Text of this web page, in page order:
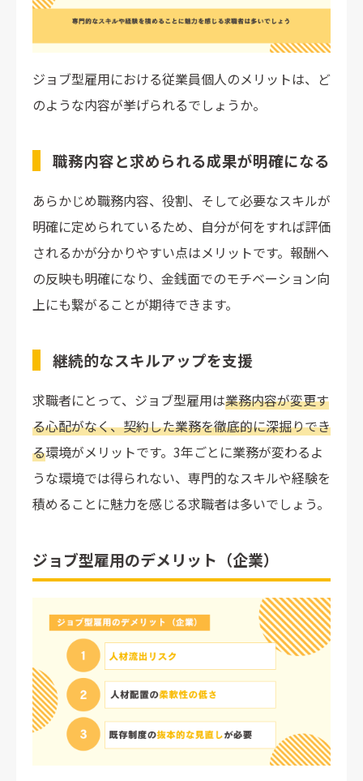
ジョブ型雇用における従業員個人のメリットは、ど
のような内容が挙げられるでしょうか。
職務内容と求められる成果が明確になる
あらかじめ職務内容、役割、そして必要なスキルが
明確に定められているため、自分が何をすれば評価
されるかが分かりやすい点はメリットです。報酬へ
の反映も明確になり、金銭面でのモチベーション向
上にも繋がることが期待できます。
継続的なスキルアップを支援
求職者にとって、ジョブ型雇用は業務内容が変更す
る心配がなく、契約した業務を徹底的に深掘りでき
る環境がメリットです。3年ごとに業務が変わるよ
うな環境では得られない、専門的なスキルや経験を
積めることに魅力を感じる求職者は多いでしょう。
ジョブ型雇用のデメリット（企業）